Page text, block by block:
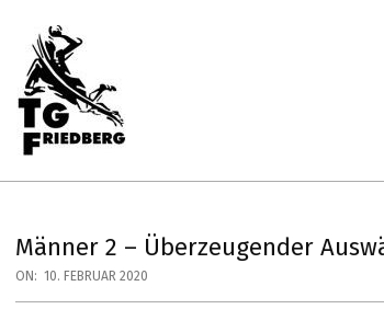
content
TG
HANDBALL
Männer 2 – Überzeugender
ON: 10. FEBRUAR 2020